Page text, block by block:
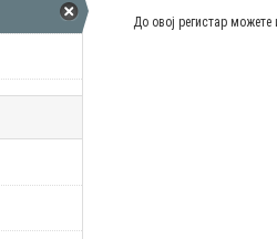
До овој регистар